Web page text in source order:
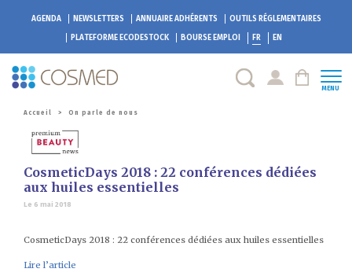
AGENDA NEWSLETTERS ANNUAIRE ADHÉRENTS
OUTILS RÉGLEMENTAIRES
PLATEFORME ECODESTOCK BOURSE EMPLOI FR EN
MENU
Accueil > On parle de nous
CosmeticDays 2018 : 22 conférences dédiées
aux huiles essentielles
Le 6 mai 2018
CosmeticDays 2018 : 22 conférences dédiées aux huiles essentielles
Lire l’article